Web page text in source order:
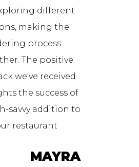
different
making the
process
The positive
we've received
the success of
savvy addition to
restaurant."
MAYRA